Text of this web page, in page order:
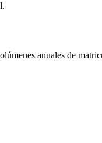
anuales de